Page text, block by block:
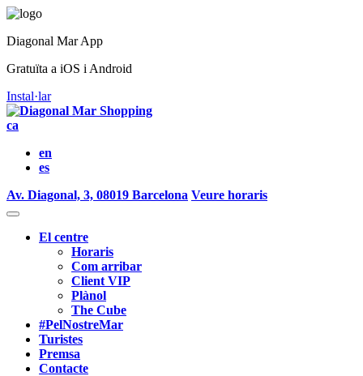
Diagonal Mar App
Gratuïta a iOS i Android
Instal·lar
ca
en
es
Av. Diagonal, 3, 08019 Barcelona Veure horaris
El centre
Horaris
Com arribar
Client VIP
Plànol
The Cube
#PelNostreMar
Turistes
Premsa
Contacte